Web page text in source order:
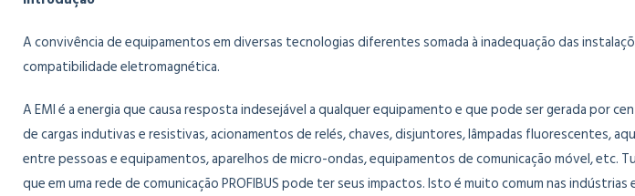
A convivência de equipamentos em diversas tecnologias diferentes somada à inadequação das
compatibilidade eletromagnética.
A EMI é a energia que causa resposta indesejável a qualquer equipamento e que pode ser gerada por
de cargas indutivas e resistivas, acionamentos de relés, chaves, disjuntores, lâmpadas fluorescentes,
entre pessoas e equipamentos, aparelhos de micro-ondas, equipamentos de comunicação móvel,
que em uma rede de comunicação PROFIBUS pode ter seus impactos. Isto é muito comum nas